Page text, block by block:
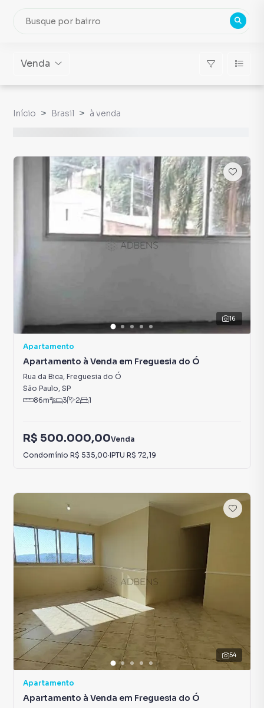
Venda
Início Brasil à venda
16
Apartamento
Apartamento à Venda em Freguesia do Ó
Rua da Bica, Freguesia do Ó
São Paulo, SP
86m² 3 2 1
R$ 500.000,00Venda
Condomínio R$ 535,00·IPTU R$ 72,19
54
Apartamento
Apartamento à Venda em Freguesia do Ó